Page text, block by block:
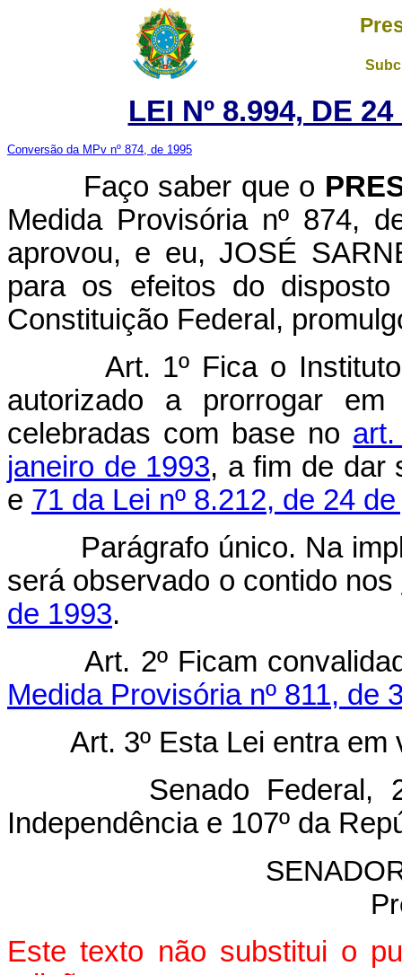
LEI Nº 8.994, DE
Conversão da MPv nº 874, de 1995
Faço saber que o
Medida Provisória nº 874,
aprovou, e eu, JOSÉ
para os efeitos do
Constituição Federal,
Art. 1º Fica o
autorizado a prorrogar
celebradas com base no
janeiro de 1993, a fim de dar
e 71 da Lei nº 8.212, de 24
Parágrafo único. Na
será observado o contido nos
de 1993.
Art. 2º Ficam
Medida Provisória nº 811, de
Art. 3º Esta Lei entra
Senado Federal, 24
Independência e 107º da
Este texto não substitui o